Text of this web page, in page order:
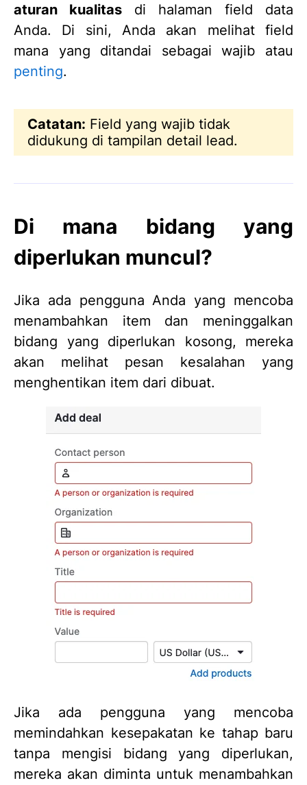
aturan kualitas di halaman field data
Anda. Di sini, Anda akan melihat field
mana yang ditandai sebagai wajib atau
penting.
Catatan: Field yang wajib tidak
didukung di tampilan detail lead.
Di mana bidang yang
diperlukan muncul?
Jika ada pengguna Anda yang mencoba
menambahkan item dan meninggalkan
bidang yang diperlukan kosong, mereka
akan melihat pesan kesalahan yang
menghentikan item dari dibuat.
Jika ada pengguna yang mencoba
memindahkan kesepakatan ke tahap baru
tanpa mengisi bidang yang diperlukan,
mereka akan diminta untuk menambahkan